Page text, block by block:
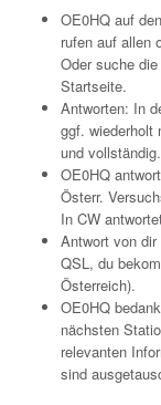
OE0HQ auf
rufen auf allen
Oder suche
Startseite.
Antworten: In
ggf. wiederholt
und vollständig.
OE0HQ
Österr.
In CW
Antwort von dir
QSL, du
Österreich).
OE0HQ
nächsten
relevanten
sind